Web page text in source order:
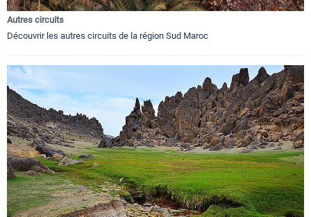
Autres circuits
Découvrir les autres circuits de la région Sud Maroc